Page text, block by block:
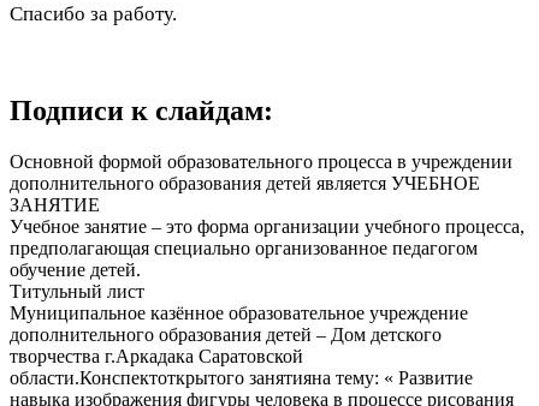
Спасибо за работу.
Подписи к слайдам:
Основной формой образовательного процесса в учреждении
дополнительного образования детей является УЧЕБНОЕ
ЗАНЯТИЕ
Учебное занятие – это форма организации учебного процесса,
предполагающая специально организованное педагогом
обучение детей.
Титульный лист
Муниципальное казённое образовательное учреждение
дополнительного образования детей – Дом детского
творчества г.Аркадака Саратовской
области.Конспектоткрытого занятияна тему: « Развитие
навыка изображения фигуры человека в процессе рисования